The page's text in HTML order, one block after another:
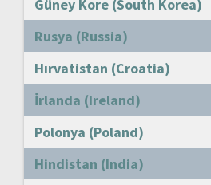
Güney Kore (South Korea)
Rusya (Russia)
Hırvatistan (Croatia)
İrlanda (Ireland)
Polonya (Poland)
Hindistan (India)